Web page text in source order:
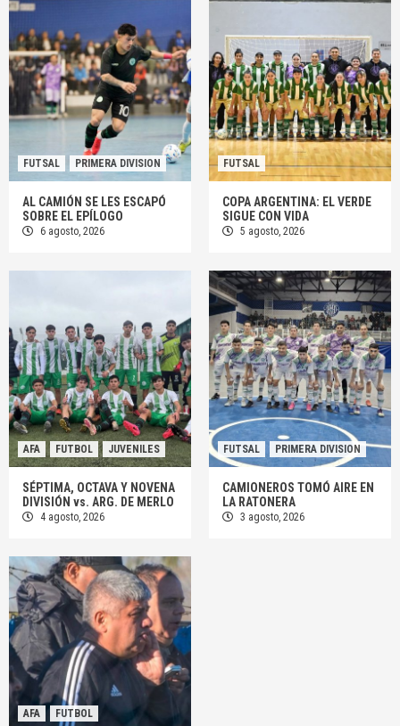
FUTSAL PRIMERA DIVISION
AL CAMIÓN SE LES ESCAPÓ
SOBRE EL EPÍLOGO
6 agosto, 2026
FUTSAL
COPA ARGENTINA: EL VERDE
SIGUE CON VIDA
5 agosto, 2026
AFA FUTBOL JUVENILES
SÉPTIMA, OCTAVA Y NOVENA
DIVISIÓN vs. ARG. DE MERLO
4 agosto, 2026
FUTSAL PRIMERA DIVISION
CAMIONEROS TOMÓ AIRE EN
LA RATONERA
3 agosto, 2026
AFA FUTBOL